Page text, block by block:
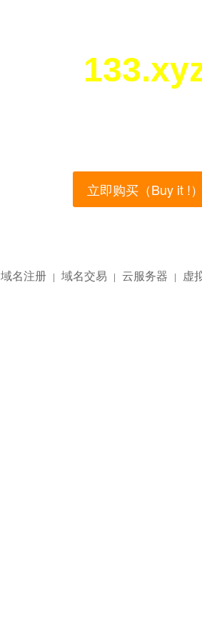
立即购买（Buy it !）
域名注册 | 域名交易 | 云服务器 | 虚